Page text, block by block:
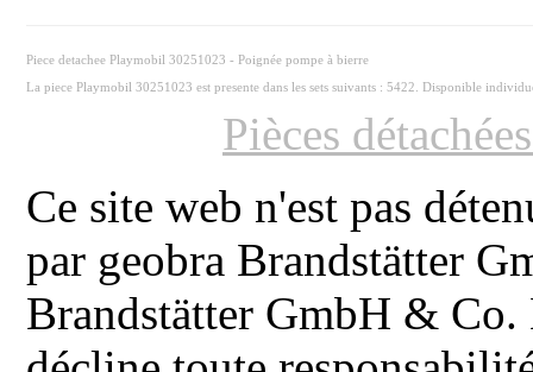
Piece detachee Playmobil 30251023 - Poignée pompe à bierre
La piece Playmobil 30251023 est presente dans les sets suivants : 5422. Disponible
Pièces
Ce site web n'est pas
par geobra Brandstätter
Brandstätter GmbH & Co.